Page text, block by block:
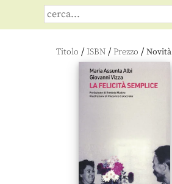
Titolo / ISBN / Prezzo / Novità